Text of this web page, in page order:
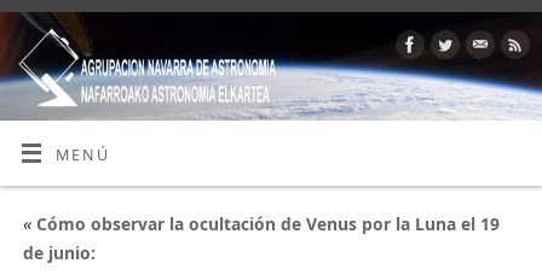
MENÚ
«Cómo observar la ocultación de Venus por la Luna el 19
de junio: